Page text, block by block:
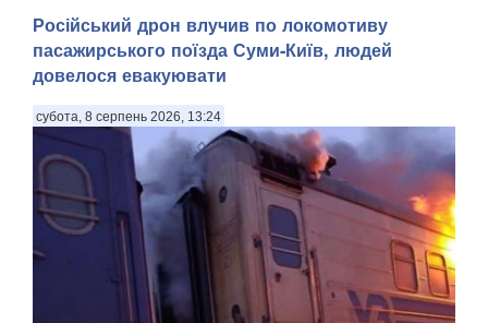
Російський дрон влучив по локомотиву
пасажирського поїзда Суми-Київ, людей
довелося евакуювати
субота, 8 серпень 2026, 13:24